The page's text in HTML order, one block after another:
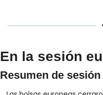
En la sesión
Resumen de sesión